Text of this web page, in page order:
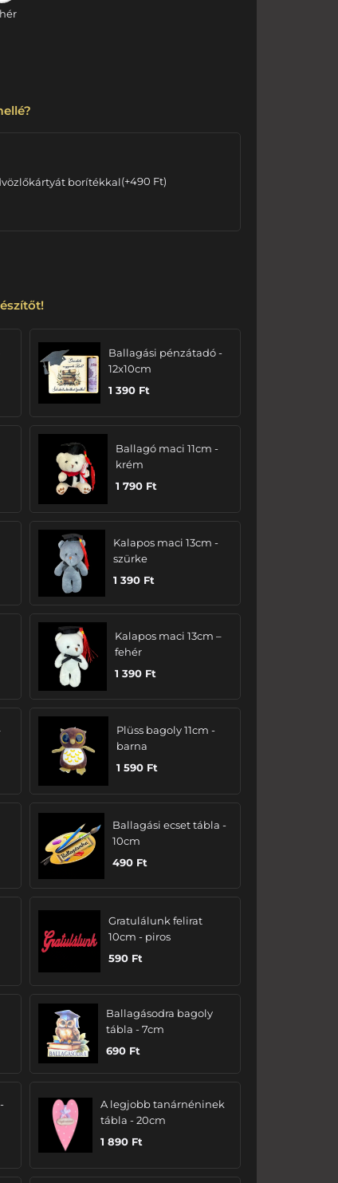
borítékkal(+490 Ft)
Ballagási pénzátadó -
12x10cm
1 390 Ft
Ballagó maci 11cm -
krém
1 790 Ft
Kalapos maci 13cm -
szürke
1 390 Ft
Kalapos maci 13cm –
fehér
1 390 Ft
Plüss bagoly 11cm -
barna
1 590 Ft
Ballagási ecset tábla -
10cm
490 Ft
Gratulálunk felirat
10cm - piros
590 Ft
Ballagásodra bagoly
tábla - 7cm
690 Ft
A legjobb tanárnéninek
tábla - 20cm
1 890 Ft